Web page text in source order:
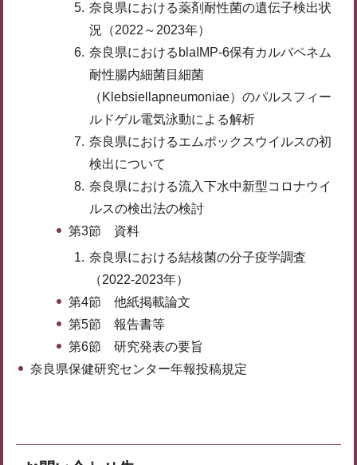
奈良県における薬剤耐性菌の遺伝子検出状
況（2022～2023年）
奈良県におけるblaIMP-6保有カルバペネム
耐性腸内細菌目細菌
（Klebsiellapneumoniae）のパルスフィー
ルドゲル電気泳動による解析
奈良県におけるエムポックスウイルスの初
検出について
奈良県における流入下水中新型コロナウイ
ルスの検出法の検討
第3節 資料
奈良県における結核菌の分子疫学調査
（2022-2023年）
第4節 他紙掲載論文
第5節 報告書等
第6節 研究発表の要旨
奈良県保健研究センター年報投稿規定